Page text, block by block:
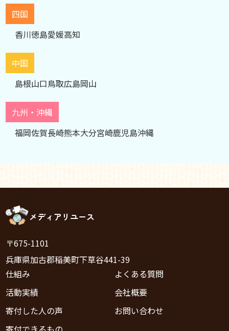
四国
香川徳島愛媛高知
中国
島根山口鳥取広島岡山
九州・沖縄
福岡佐賀長崎熊本大分宮崎鹿児島沖縄
メディアリユース
〒675-1101
兵庫県加古郡稲美町下草谷441-39
仕組み
活動実績
寄付した人の声
よくある質問
会社概要
お問い合わせ